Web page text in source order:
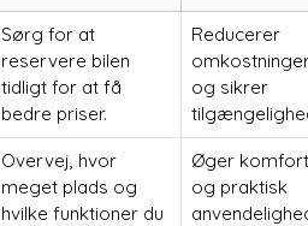
Sørg for at
reservere bilen
tidligt for at få
bedre priser.
Reducerer
og sikrer
Overvej, hvor
meget plads og
hvilke funktioner du
Øger komfort
og praktisk